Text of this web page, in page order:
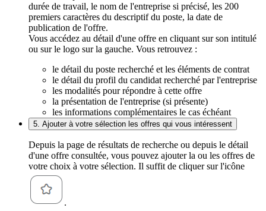
durée de travail, le nom de l'entreprise si précisé, les 200
premiers caractères du descriptif du poste, la date de
publication de l'offre.
Vous accédez au détail d'une offre en cliquant sur son intitulé
ou sur le logo sur la gauche. Vous retrouvez :
le détail du poste recherché et les éléments de contrat
le détail du profil du candidat recherché par l'entreprise
les modalités pour répondre à cette offre
la présentation de l'entreprise (si présente)
les informations complémentaires le cas échéant
5. Ajouter à votre sélection les offres qui vous intéressent
Depuis la page de résultats de recherche ou depuis le détail
d'une offre consultée, vous pouvez ajouter la ou les offres de
votre choix à votre sélection. Il suffit de cliquer sur l'icône
.